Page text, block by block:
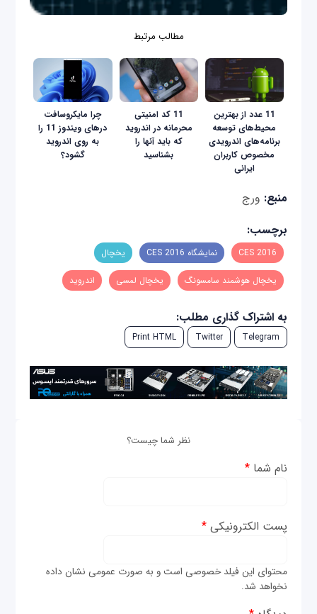
مطالب مرتبط
11 عدد از بهترین
محیط‌های توسعه
برنامه‌های اندرویدی
مخصوص کاربران
ایرانی
11 کد امنیتی
محرمانه در اندروید
که باید آنها را
بشناسید
چرا مایکروسافت
در‌های ویندوز 11 را
به روی اندروید
گشود؟
منبع: ورج
برچسب:
CES 2016 نمایشگاه CES 2016 یخچال
یخچال هوشمند سامسونگ یخچال لمسی اندروید
به اشتراک گذاری مطلب:
Telegram
Twitter
Print HTML
نظر شما چیست؟
نام شما*
پست الکترونیکی*
محتوای این فیلد خصوصی است و به صورت عمومی نشان داده
نخواهد شد.